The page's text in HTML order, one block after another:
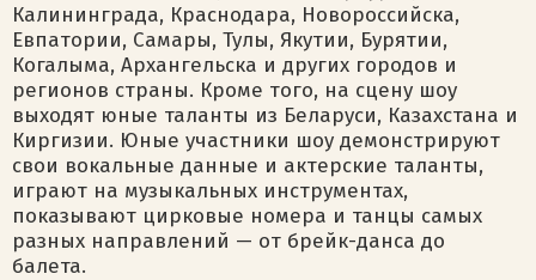
Калининграда, Краснодара, Новороссийска,
Евпатории, Самары, Тулы, Якутии, Бурятии,
Когалыма, Архангельска и других городов и
регионов страны. Кроме того, на сцену шоу
выходят юные таланты из Беларуси, Казахстана и
Киргизии. Юные участники шоу демонстрируют
свои вокальные данные и актерские таланты,
играют на музыкальных инструментах,
показывают цирковые номера и танцы самых
разных направлений — от брейк-данса до
балета.